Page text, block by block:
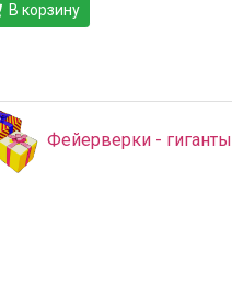
В корзину
Фейерверки - гиганты